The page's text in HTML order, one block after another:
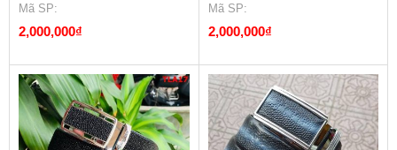
Mã SP:
2,000,000₫
Mã SP:
2,000,000₫